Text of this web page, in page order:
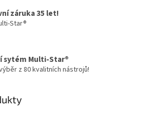
záruka 35 let!
Star®
sytém Multi-Star®
z 80 kvalitních nástrojů!